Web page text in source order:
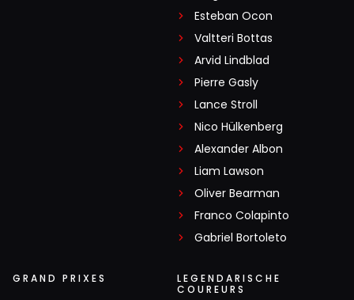
Esteban Ocon
Valtteri Bottas
Arvid Lindblad
Pierre Gasly
Lance Stroll
Nico Hülkenberg
Alexander Albon
Liam Lawson
Oliver Bearman
Franco Colapinto
Gabriel Bortoleto
GRAND PRIXES
LEGENDARISCHE
COUREURS